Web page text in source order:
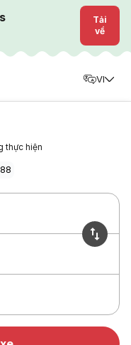
Tải
về
VI
thực hiện